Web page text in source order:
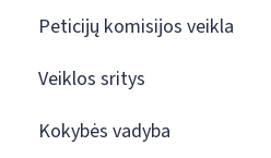
Peticijų komisijos veikla
Veiklos sritys
Kokybės vadyba